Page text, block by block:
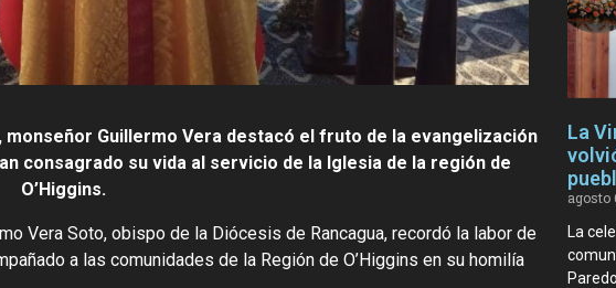
Guillermo Vera destacó el fruto de la evangelización
consagrado su vida al servicio de la Iglesia de la región de
O’Higgins.
Vera Soto, obispo de la Diócesis de Rancagua, recordó la labor de
a las comunidades de la Región de O’Higgins en su homilía
La
agosto
La